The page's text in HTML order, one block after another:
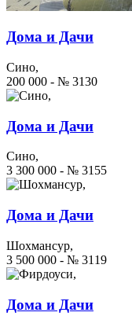
Дома и Дачи
Сино,
200 000 - № 3130
Дома и Дачи
Сино,
3 300 000 - № 3155
Дома и Дачи
Шохмансур,
3 500 000 - № 3119
Дома и Дачи